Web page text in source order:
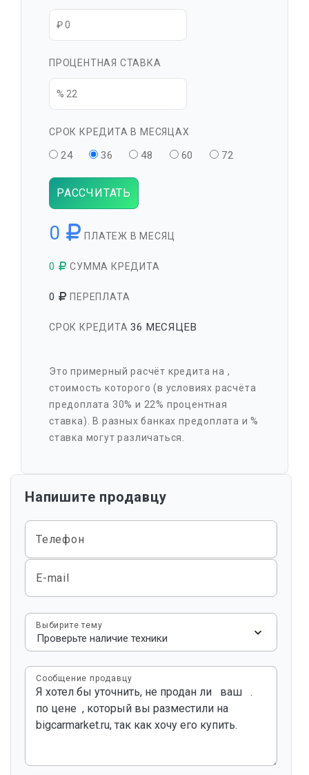
ПРОЦЕНТНАЯ СТАВКА
СРОК КРЕДИТА В МЕСЯЦАХ
24 36 48 60 72
РАССЧИТАТЬ
0 ПЛАТЕЖ В МЕСЯЦ
0 СУММА КРЕДИТА
0 ПЕРЕПЛАТА
СРОК КРЕДИТА36 МЕСЯЦЕВ
Это примерный расчёт кредита на ,
стоимость которого(в условиях расчёта
предоплата 30% и 22% процентная
ставка). В разных банках предоплата и %
ставка могут различаться.
Напишите продавцу
Телефон
E-mail
Выбирите тему
Сообщение продавцу